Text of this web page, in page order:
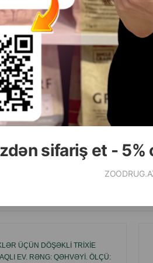
sifariş et - 5%
( Rəylər)
Çəki
Almaq
gr (1 paket)
4.70
ALMAQ
ÜÇÜN DÖŞƏKLI TRIXIE
EV. RƏNG: QƏHVƏYI. ÖLÇÜ: